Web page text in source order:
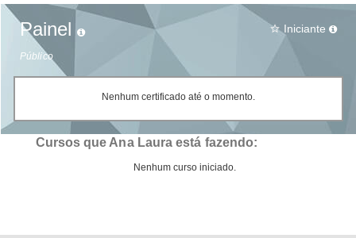
Painel
Público
star_border Iniciante
Nenhum certificado até o momento.
Cursos que Ana Laura está fazendo:
Nenhum curso iniciado.